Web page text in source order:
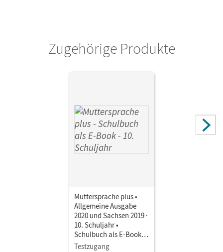
Zugehörige Produkte
Muttersprache plus •
Allgemeine Ausgabe
2020 und Sachsen 2019 ·
10. Schuljahr •
Schulbuch als E-Book
Mit Medien
Testzugang